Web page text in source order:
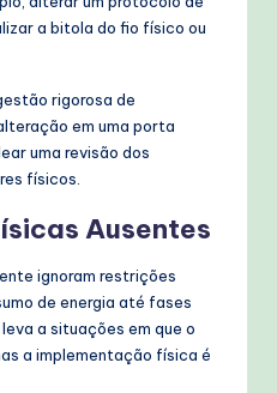
a bitola do fio físico ou
rigorosa de
em uma porta
uma revisão dos
físicos.
Ausentes
ignoram restrições
de energia até fases
a situações em que o
a implementação física é